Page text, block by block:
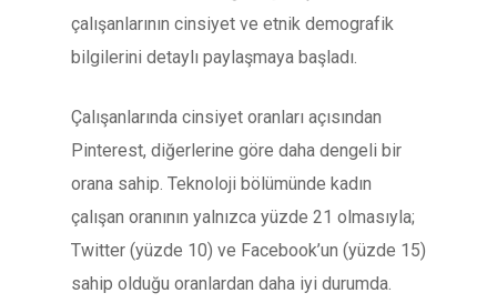
çalışanlarının cinsiyet ve etnik demografik
bilgilerini detaylı paylaşmaya başladı.
Çalışanlarında cinsiyet oranları açısından
Pinterest, diğerlerine göre daha dengeli bir
orana sahip. Teknoloji bölümünde kadın
çalışan oranının yalnızca yüzde 21 olmasıyla;
Twitter (yüzde 10) ve Facebook’un (yüzde 15)
sahip olduğu oranlardan daha iyi durumda.